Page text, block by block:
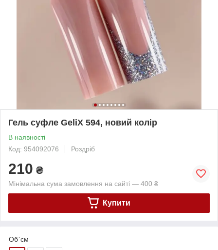
Гель суфле GeliX 594, новий колір
В наявності
Код: 954092076
Роздріб
210 ₴
Мінімальна сума замовлення на сайті — 400 ₴
Купити
Об`єм